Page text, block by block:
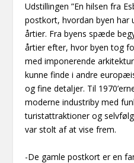
Udstillingen ”En hilsen fra
postkort, hvordan byen har
årtier. Fra byens spæde
årtier efter, hvor byen tog
med imponerende
kunne finde i andre
og fine detaljer. Til
moderne industriby med
turistattraktioner og
var stolt af at vise frem.
-De gamle postkort er en